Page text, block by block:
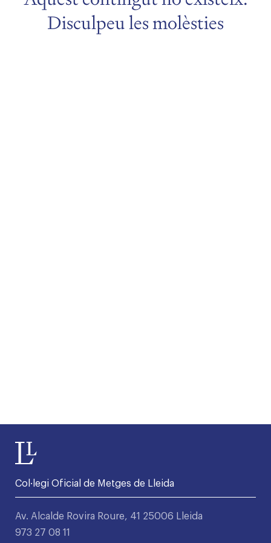
Disculpeu les molèsties
Col·legi Oficial de Metges de Lleida
Av. Alcalde Rovira Roure, 41 25006 Lleida
973 27 08 11